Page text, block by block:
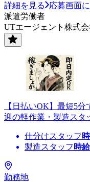
詳細を見る
応募画面
派遣労働者
UTエージェント株式
【日払いOK】最短5
迎の軽作業・製造スタ
仕分けスタッフ
製造スタッフ 時給
勤務地